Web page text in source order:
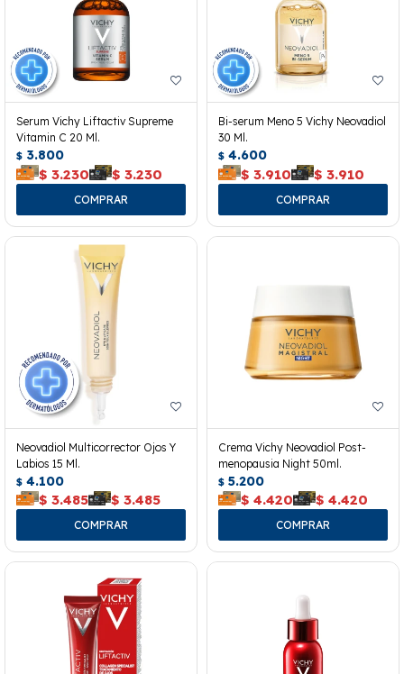
Serum Vichy Liftactiv Supreme
Vitamin C 20 Ml.
$ 3.800
$ 3.230 $ 3.230
Bi-serum Meno 5 Vichy Neovadiol
30 Ml.
$ 4.600
$ 3.910 $ 3.910
Neovadiol Multicorrector Ojos Y
Labios 15 Ml.
$ 4.100
$ 3.485 $ 3.485
Crema Vichy Neovadiol Post-
menopausia Night 50ml.
$ 5.200
$ 4.420 $ 4.420